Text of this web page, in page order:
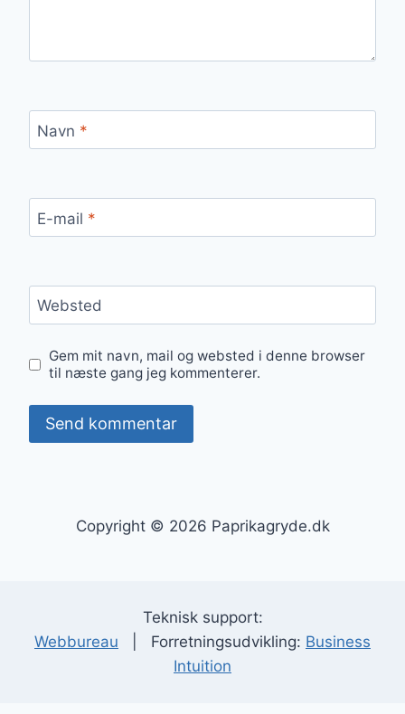
Navn *
E-mail *
Websted
Gem mit navn, mail og websted i denne browser
til næste gang jeg kommenterer.
Copyright © 2026 Paprikagryde.dk
Teknisk support:
Webbureau | Forretningsudvikling: Business
Intuition